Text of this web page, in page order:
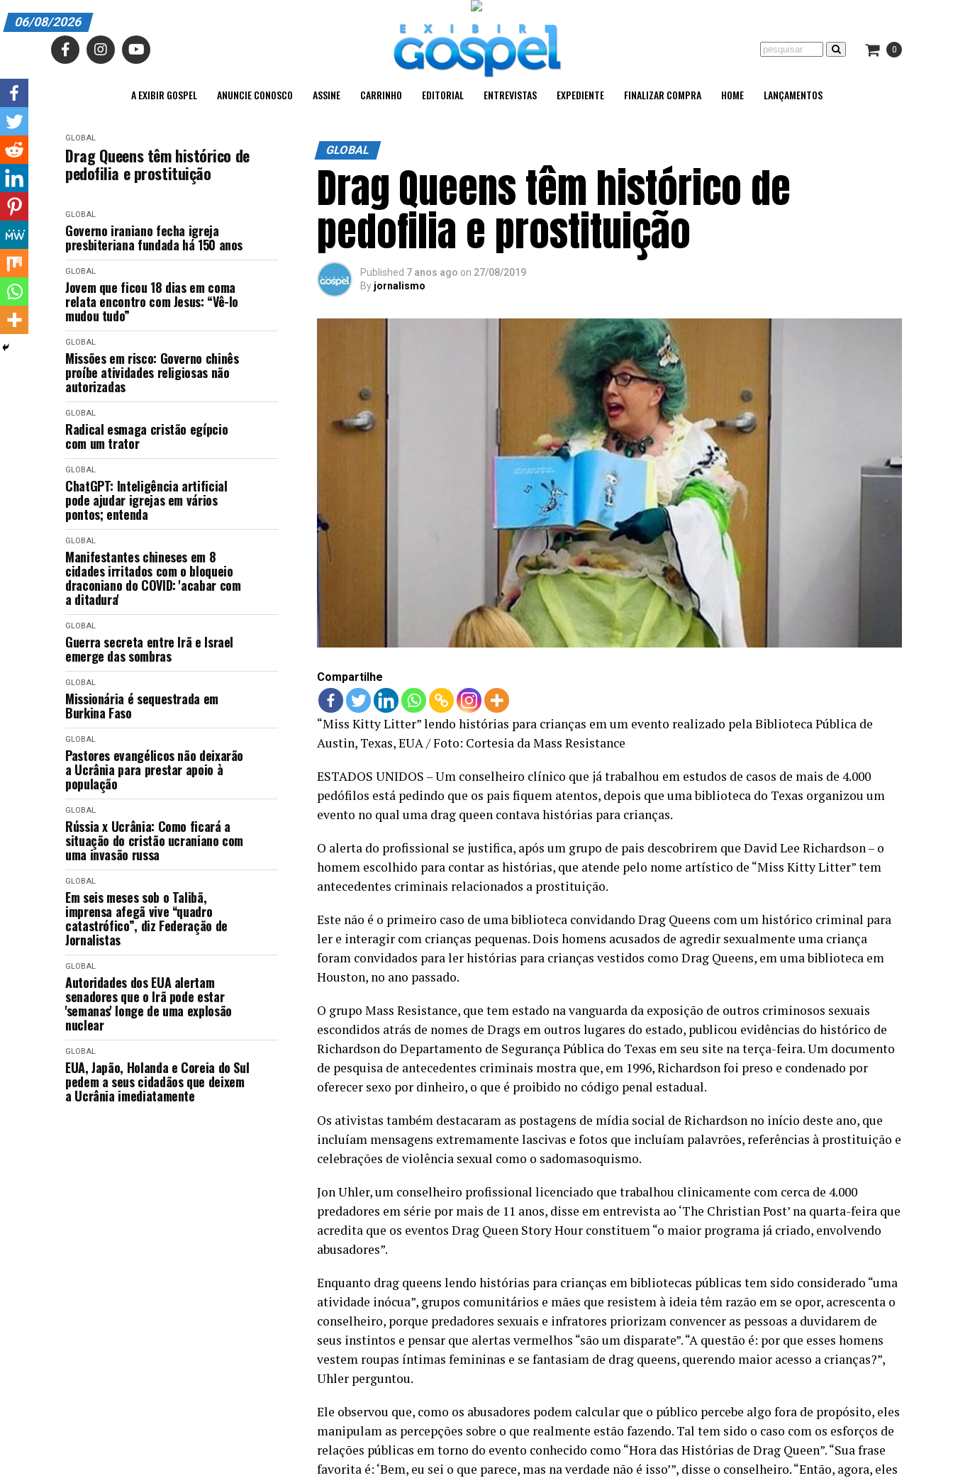
A EXIBIR GOSPEL
EDITORIAL
EXPEDIENTE
FINALIZAR COMPRA
HOME
LANÇAMENTOS
06/08/2026
0
A EXIBIR GOSPEL ANUNCIE CONOSCO ASSINE CARRINHO EDITORIAL ENTREVISTAS EXPEDIENTE FINALIZAR COMPRA HOME LANÇAMENTOS
GLOBAL
Drag Queens têm histórico de
pedofilia e prostituição
GLOBAL
Governo iraniano fecha igreja
presbiteriana fundada há 150 anos
GLOBAL
Jovem que ficou 18 dias em coma
relata encontro com Jesus: “Vê-lo
mudou tudo”
GLOBAL
Missões em risco: Governo chinês
proíbe atividades religiosas não
autorizadas
GLOBAL
Radical esmaga cristão egípcio
com um trator
GLOBAL
ChatGPT: Inteligência artificial
pode ajudar igrejas em vários
pontos; entenda
GLOBAL
Manifestantes chineses em 8
cidades irritados com o bloqueio
draconiano do COVID: 'acabar com
a ditadura'
GLOBAL
Guerra secreta entre Irã e Israel
emerge das sombras
GLOBAL
Missionária é sequestrada em
Burkina Faso
GLOBAL
Pastores evangélicos não deixarão
a Ucrânia para prestar apoio à
população
GLOBAL
Rússia x Ucrânia: Como ficará a
situação do cristão ucraniano com
uma invasão russa
GLOBAL
Em seis meses sob o Talibã,
imprensa afegã vive “quadro
catastrófico”, diz Federação de
Jornalistas
GLOBAL
Autoridades dos EUA alertam
senadores que o Irã pode estar
'semanas' longe de uma explosão
nuclear
GLOBAL
EUA, Japão, Holanda e Coreia do Sul
pedem a seus cidadãos que deixem
a Ucrânia imediatamente
GLOBAL
Drag Queens têm histórico de
pedofilia e prostituição
Published 7 anos ago on 27/08/2019
By jornalismo
Compartilhe
“Miss Kitty Litter” lendo histórias para crianças em um evento realizado pela Biblioteca Pública de
Austin, Texas, EUA / Foto: Cortesia da Mass Resistance
ESTADOS UNIDOS – Um conselheiro clínico que já trabalhou em estudos de casos de mais de 4.000
pedófilos está pedindo que os pais fiquem atentos, depois que uma biblioteca do Texas organizou um
evento no qual uma drag queen contava histórias para crianças.
O alerta do profissional se justifica, após um grupo de pais descobrirem que David Lee Richardson – o
homem escolhido para contar as histórias, que atende pelo nome artístico de “Miss Kitty Litter” tem
antecedentes criminais relacionados a prostituição.
Este não é o primeiro caso de uma biblioteca convidando Drag Queens com um histórico criminal para
ler e interagir com crianças pequenas. Dois homens acusados ​​de agredir sexualmente uma criança
foram convidados para ler histórias para crianças vestidos como Drag Queens, em uma biblioteca em
Houston, no ano passado.
O grupo Mass Resistance, que tem estado na vanguarda da exposição de outros criminosos sexuais
escondidos atrás de nomes de Drags em outros lugares do estado, publicou evidências do histórico de
Richardson do Departamento de Segurança Pública do Texas em seu site na terça-feira. Um documento
de pesquisa de antecedentes criminais mostra que, em 1996, Richardson foi preso e condenado por
oferecer sexo por dinheiro, o que é proibido no código penal estadual.
Os ativistas também destacaram as postagens de mídia social de Richardson no início deste ano, que
incluíam mensagens extremamente lascivas e fotos que incluíam palavrões, referências à prostituição e
celebrações de violência sexual como o sadomasoquismo.
Jon Uhler, um conselheiro profissional licenciado que trabalhou clinicamente com cerca de 4.000
predadores em série por mais de 11 anos, disse em entrevista ao ‘The Christian Post’ na quarta-feira que
acredita que os eventos Drag Queen Story Hour constituem “o maior programa já criado, envolvendo
abusadores”.
Enquanto drag queens lendo histórias para crianças em bibliotecas públicas tem sido considerado “uma
atividade inócua”, grupos comunitários e mães que resistem à ideia têm razão em se opor, acrescenta o
conselheiro, porque predadores sexuais e infratores priorizam convencer as pessoas a duvidarem de
seus instintos e pensar que alertas vermelhos “são um disparate”. “A questão é: por que esses homens
vestem roupas íntimas femininas e se fantasiam de drag queens, querendo maior acesso a crianças?”,
Uhler perguntou.
Ele observou que, como os abusadores podem calcular que o público percebe algo fora de propósito, eles
manipulam as percepções sobre o que realmente estão fazendo. Tal tem sido o caso com os esforços de
relações públicas em torno do evento conhecido como “Hora das Histórias de Drag Queen”. “Sua frase
favorita é: ‘Bem, eu sei o que parece, mas na verdade não é isso’”, disse o conselheiro. “Então, agora, eles